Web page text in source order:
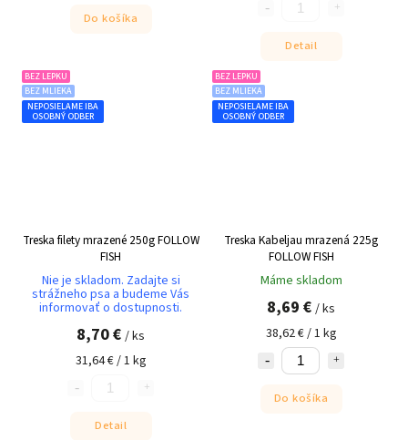
Do košíka
Detail
BEZ LEPKU
BEZ MLIEKA
NEPOSIELAME IBA
OSOBNÝ ODBER
Treska filety mrazené 250g FOLLOW
FISH
Nie je skladom. Zadajte si
strážneho psa a budeme Vás
informovať o dostupnosti.
8,70 € / ks
31,64 € / 1 kg
Detail
BEZ LEPKU
BEZ MLIEKA
NEPOSIELAME IBA
OSOBNÝ ODBER
Treska Kabeljau mrazená 225g
FOLLOW FISH
Máme skladom
8,69 € / ks
38,62 € / 1 kg
Do košíka